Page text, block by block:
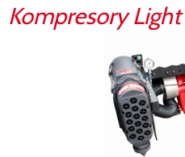
Kompresory